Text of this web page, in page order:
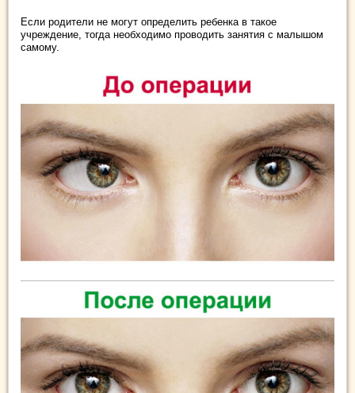
Если родители не могут определить ребенка в такое
учреждение, тогда необходимо проводить занятия с малышом
самому.